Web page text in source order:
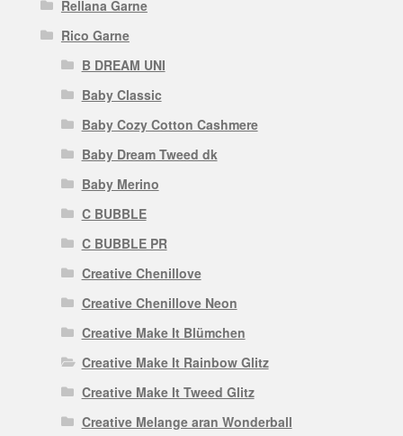
Rellana Garne
Rico Garne
B DREAM UNI
Baby Classic
Baby Cozy Cotton Cashmere
Baby Dream Tweed dk
Baby Merino
C BUBBLE
C BUBBLE PR
Creative Chenillove
Creative Chenillove Neon
Creative Make It Blümchen
Creative Make It Rainbow Glitz
Creative Make It Tweed Glitz
Creative Melange aran Wonderball